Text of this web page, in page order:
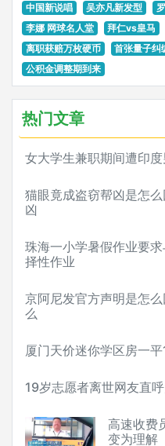
中国新说唱
吴亦凡新发型
李娜 网球名人堂
拜仁vs皇马
离职获赔万枚硬币
首张量子纠
公积金调整期到来
热门文章
女大学生兼职期间遭印
猫眼竟成盗窃帮凶是怎
凶
珠海一小学暑假作业要
择性作业
京阿尼发官方声明是怎
么
厦门天价迷你学区房一
19岁志愿者离世网友直
高速收费
变为理解